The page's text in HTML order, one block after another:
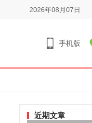
2026年08月07日
手机版
近期文章